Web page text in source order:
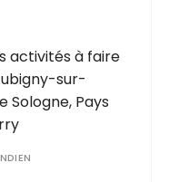
activités à faire
sur-
Sologne, Pays